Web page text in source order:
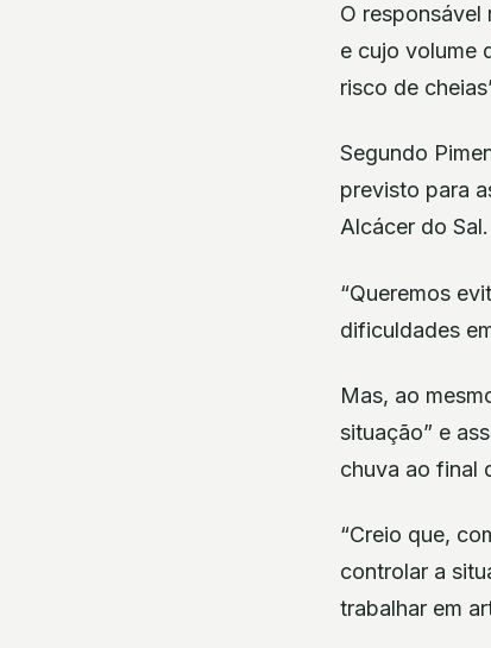
O responsável
e cujo volume
risco de
Segundo
previsto para
Alcácer do Sal.
“Queremos
dificuldades
Mas, ao
situação” e
chuva ao final
“Creio que,
controlar a
trabalhar em